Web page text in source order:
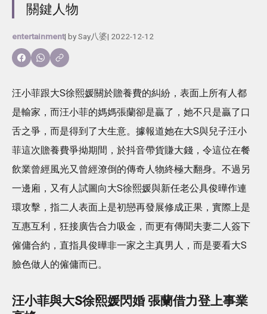
關鍵人物
entertainment| bySay八婆| 2022-12-12
汪小菲跟大S徐熙媛關於贍養費的糾紛，表面上所有人都
是輸家，而汪小菲的媽媽張蘭卻是贏了，她不只是贏了口
舌之爭，而是得到了大生意。據報道她在大S與兒子汪小
菲這次贍養費爭拗期間，於抖音帶貨賺大錢，令這位在餐
飲業曾經風光又曾經潦倒的傳奇人物終極大翻身。不過另
一邊廂，又有人試圖向大S徐熙媛與新任老公具俊曄作連
環攻擊，指二人表面上是初戀再發展修成正果，實際上是
互惠互利，狂接廣告合力吸金，而更有傳聞夫妻二人簽下
僱傭合約，直指具俊曄非一家之主真男人，而是要看大S
臉色做人的僱傭而已。
汪小菲與大S徐熙媛閃婚 張蘭借力登上事業